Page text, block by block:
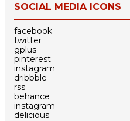
SOCIAL MEDIA ICONS
facebook
twitter
gplus
pinterest
instagram
dribbble
rss
behance
instagram
delicious